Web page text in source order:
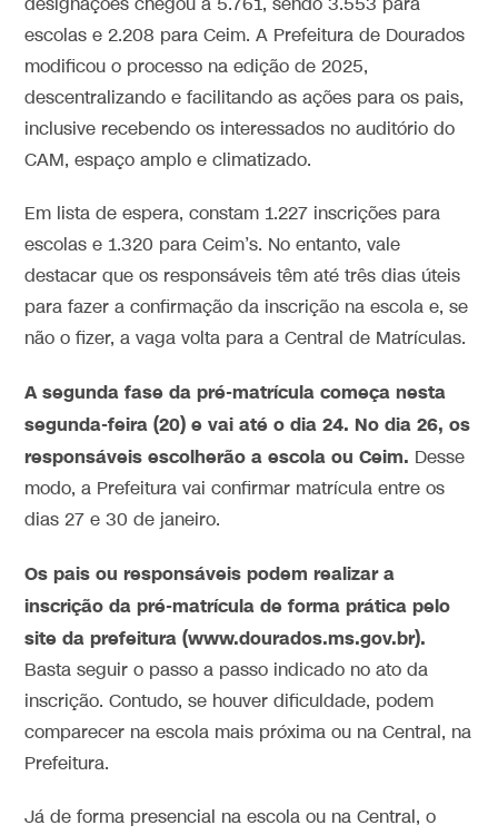
designações chegou a 5.761, sendo 3.553 para
escolas e 2.208 para Ceim. A Prefeitura de Dourados
modificou o processo na edição de 2025,
descentralizando e facilitando as ações para os pais,
inclusive recebendo os interessados no auditório do
CAM, espaço amplo e climatizado.
Em lista de espera, constam 1.227 inscrições para
escolas e 1.320 para Ceim’s. No entanto, vale
destacar que os responsáveis têm até três dias úteis
para fazer a confirmação da inscrição na escola e, se
não o fizer, a vaga volta para a Central de Matrículas.
A segunda fase da pré-matrícula começa nesta
segunda-feira (20) e vai até o dia 24. No dia 26, os
responsáveis escolherão a escola ou Ceim. Desse
modo, a Prefeitura vai confirmar matrícula entre os
dias 27 e 30 de janeiro.
Os pais ou responsáveis podem realizar a
inscrição da pré-matrícula de forma prática pelo
site da prefeitura (www.dourados.ms.gov.br).
Basta seguir o passo a passo indicado no ato da
inscrição. Contudo, se houver dificuldade, podem
comparecer na escola mais próxima ou na Central, na
Prefeitura.
Já de forma presencial na escola ou na Central, o